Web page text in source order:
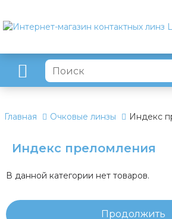
Главная Очковые линзы Индекс
Индекс преломления
В данной категории нет товаров.
Продолжить